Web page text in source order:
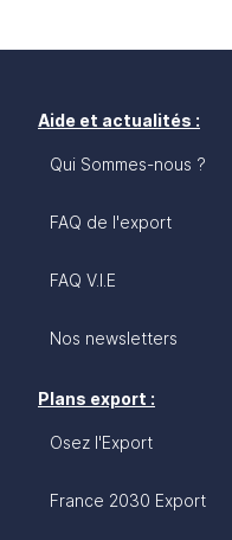
Aide et actualités :
Qui Sommes-nous ?
FAQ de l'export
FAQ V.I.E
Nos newsletters
Plans export :
Osez l'Export
France 2030 Export